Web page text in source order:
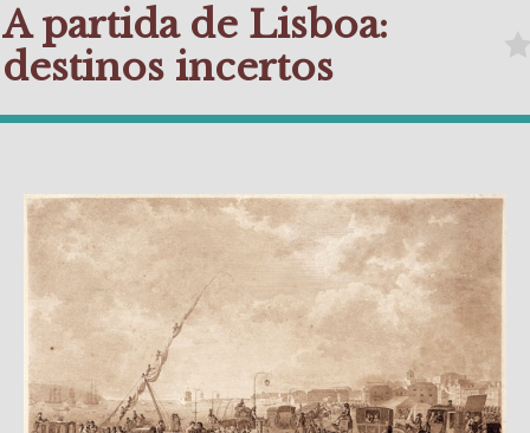
A partida de Lisboa:
destinos incertos